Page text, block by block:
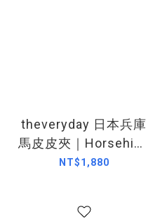
theveryday 日本兵庫
馬皮皮夾｜Horsehide
Simple
NT$1,880